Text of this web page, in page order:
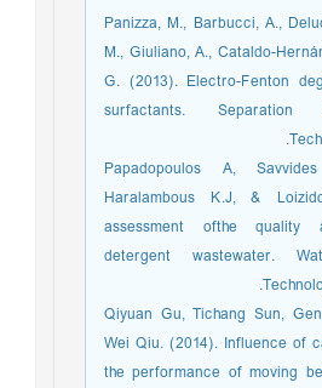
Panizza, M., Barbucci, A.,
M., Giuliano, A., Cataldo-
G. (2013). Electro-Fenton
surfactants.
Papadopoulos A,
Haralambous K.J, &
assessment ofthe
detergent wastewater.
Qiyuan Gu, Tichang Sun,
Wei Qiu. (2014). Influence of
the performance of moving